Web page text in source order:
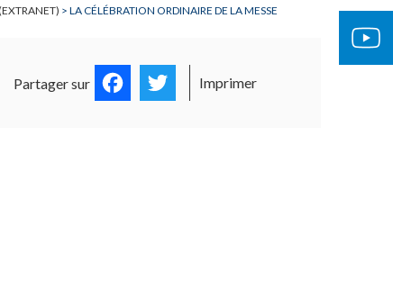
> LA CÉLÉBRATION ORDINAIRE DE LA MESSE
Partager sur FacebookTwitter
Imprimer